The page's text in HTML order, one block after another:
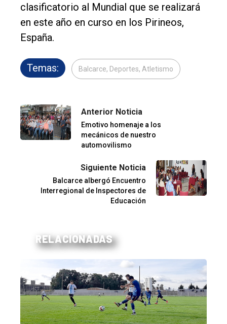
clasificatorio al Mundial que se realizará
en este año en curso en los Pirineos,
España.
Temas: Balcarce, Deportes, Atletismo
Anterior Noticia
Emotivo homenaje a los
mecánicos de nuestro
automovilismo
Siguiente Noticia
Balcarce albergó Encuentro
Interregional de Inspectores de
Educación
RELACIONADAS